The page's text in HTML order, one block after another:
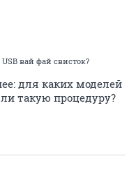
вай фай свисток?
для каких моделей
такую процедуру?